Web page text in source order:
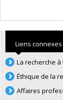
Liens connexes
La recherche à
Éthique de la
Affaires